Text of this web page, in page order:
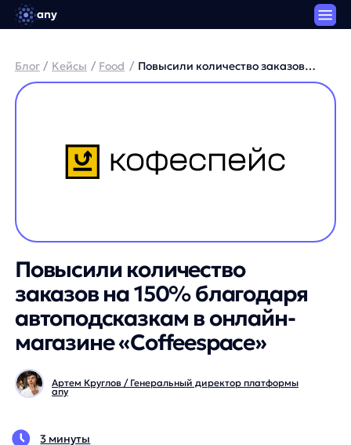
any
Повысили количество
заказов на 150% благодаря
автоподсказкам в онлайн-
магазине «Coffeespace»
Артем Круглов / Генеральный директор платформы
на 150% благодаря
автоподсказкам в онлайн-